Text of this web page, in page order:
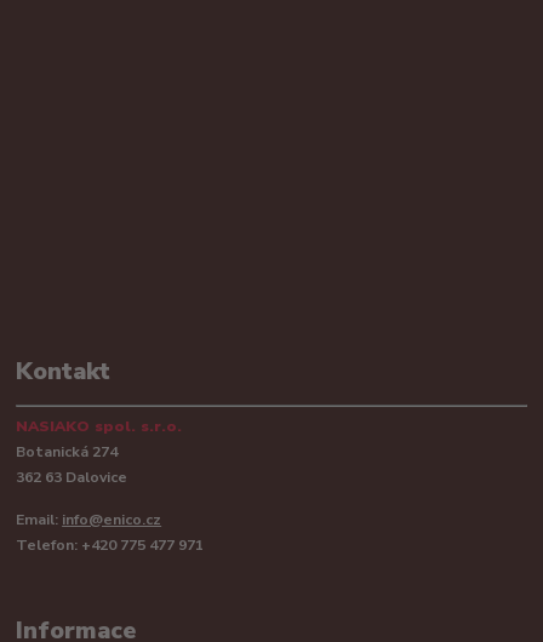
Kontakt
NASIAKO spol. s.r.o.
Botanická 274
362 63 Dalovice
Email: info@enico.cz
Telefon: +420 775 477 971
Informace